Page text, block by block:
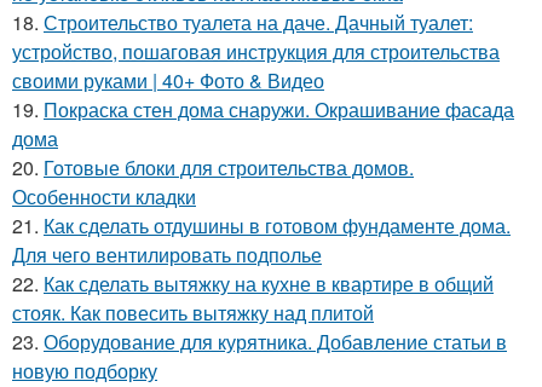
18. Строительство туалета на даче. Дачный туалет:
устройство, пошаговая инструкция для строительства
своими руками | 40+ Фото & Видео
19. Покраска стен дома снаружи. Окрашивание фасада
дома
20. Готовые блоки для строительства домов.
Особенности кладки
21. Как сделать отдушины в готовом фундаменте дома.
Для чего вентилировать подполье
22. Как сделать вытяжку на кухне в квартире в общий
стояк. Как повесить вытяжку над плитой
23. Оборудование для курятника. Добавление статьи в
новую подборку